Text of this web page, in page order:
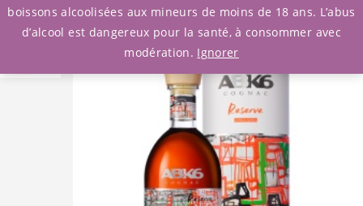
boissons alcoolisées aux mineurs de moins de 18 ans. L’abus
d’alcool est dangereux pour la santé, à consommer avec
modération. Ignorer